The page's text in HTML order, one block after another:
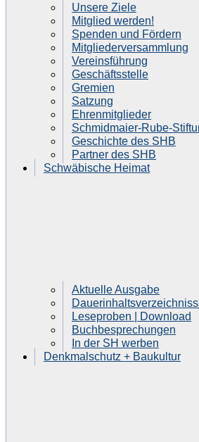
Unsere Ziele
Mitglied werden!
Spenden und Fördern
Mitgliederversammlung
Vereinsführung
Geschäftsstelle
Gremien
Satzung
Ehrenmitglieder
Schmidmaier-Rube-
Geschichte des SHB
Partner des SHB
Schwäbische Heimat
Aktuelle Ausgabe
Leseproben | Download
Buchbesprechungen
In der SH werben
Denkmalschutz + Baukultur